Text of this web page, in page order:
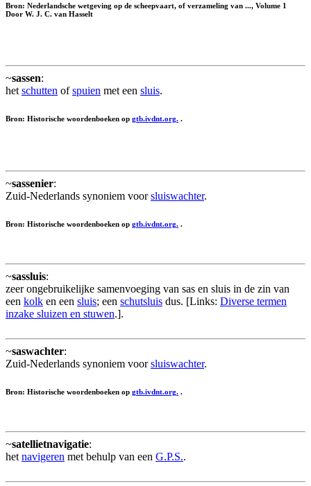
Bron: Nederlandsche wetgeving op de scheepvaart, of verzameling van ..., Volume 1
Door W. J. C. van Hasselt
~sassen:
hetschutten ofspuien met een sluis.
Bron: Historische woordenboeken op gtb.ivdnt.org. .
~sassenier:
Zuid-Nederlands synoniem voorsluiswachter.
Bron: Historische woordenboeken op gtb.ivdnt.org. .
~sassluis:
zeer ongebruikelijke samenvoeging van sas en sluis in de zin van
een kolk en een sluis; een schutsluis dus. [Links: Diverse termen
inzake sluizen en stuwen.].
~saswachter:
Zuid-Nederlands synoniem voorsluiswachter.
Bron: Historische woordenboeken op gtb.ivdnt.org. .
~satellietnavigatie:
het navigeren met behulp van een G.P.S..